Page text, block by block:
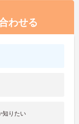
わせる
知りたい